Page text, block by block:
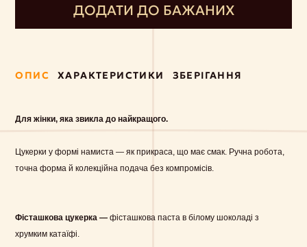
ДОДАТИ ДО БАЖАНИХ
ОПИС ХАРАКТЕРИСТИКИ ЗБЕРІГАННЯ
Для жінки, яка звикла до найкращого.
Цукерки у формі намиста — як прикраса, що має смак. Ручна робота,
точна форма й колекційна подача без компромісів.
Фісташкова цукерка — фісташкова паста в білому шоколаді з
хрумким катаїфі.